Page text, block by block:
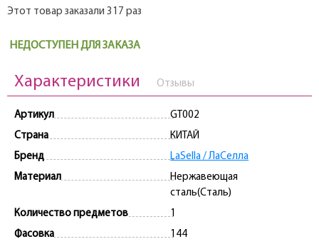
Этот товар заказали 317 раз
НЕДОСТУПЕН ДЛЯ ЗАКАЗА
Характеристики Отзывы
Артикул
GT002
Страна
КИТАЙ
Бренд
LaSella / ЛаCелла
Материал
Нержавеющая
сталь(Сталь)
Количество предметов
1
Фасовка
144